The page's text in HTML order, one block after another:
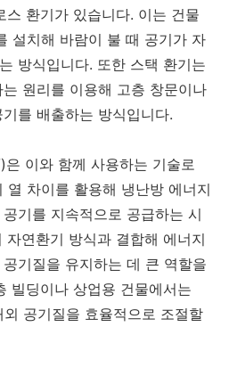
스 환기가 있습니다. 이는 건물
설치해 바람이 불 때 공기가 자
방식입니다. 또한 스택 환기는
원리를 이용해 고층 창문이나
를 배출하는 방식입니다.
은 이와 함께 사용하는 기술로
열 차이를 활용해 냉난방 에너지
기를 지속적으로 공급하는 시
자연환기 방식과 결합해 에너지
기질을 유지하는 데 큰 역할을
빌딩이나 상업용 건물에서는
공기질을 효율적으로 조절할